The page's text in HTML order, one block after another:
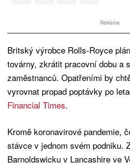
Reklama
Britský výrobce Rolls-Royce
továrny, zkrátit pracovní dobu a
zaměstnanců. Opatřeními by
vyrovnat propad poptávky po
Financial Times.
Kromě koronavirové pandemie,
stávce v jednom svém podniku.
Barnoldswicku v Lancashire ve